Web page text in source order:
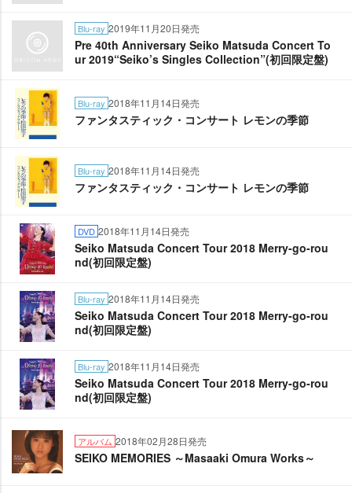
Blu-ray 2019年11月20日発売
Pre 40th Anniversary Seiko Matsuda Concert To
ur 2019“Seiko’s Singles Collection”(初回限定盤)
Blu-ray 2018年11月14日発売
ファンタスティック・コンサート レモンの季節
Blu-ray 2018年11月14日発売
ファンタスティック・コンサート レモンの季節
DVD 2018年11月14日発売
Seiko Matsuda Concert Tour 2018 Merry-go-rou
nd(初回限定盤)
Blu-ray 2018年11月14日発売
Seiko Matsuda Concert Tour 2018 Merry-go-rou
nd(初回限定盤)
Blu-ray 2018年11月14日発売
Seiko Matsuda Concert Tour 2018 Merry-go-rou
nd(初回限定盤)
アルバム 2018年02月28日発売
SEIKO MEMORIES ～Masaaki Omura Works～